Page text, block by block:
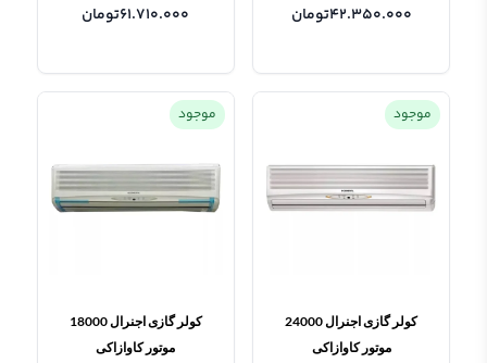
42.350.000تومان 61.710.000تومان
موجود
کولر گازی اجنرال 24000
موتور کاوازاکی
موجود
کولر گازی اجنرال 18000
موتور کاوازاکی